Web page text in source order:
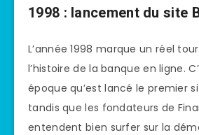
1998 : lancement du site
L’année 1998 marque un réel
l’histoire de la banque en ligne.
époque qu’est lancé le premier
tandis que les fondateurs de
entendent bien surfer sur la